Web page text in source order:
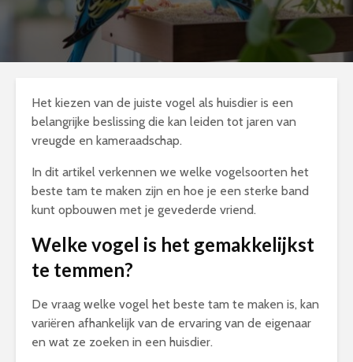
Het kiezen van de juiste vogel als huisdier is een
belangrijke beslissing die kan leiden tot jaren van
vreugde en kameraadschap.
In dit artikel verkennen we welke vogelsoorten het
beste tam te maken zijn en hoe je een sterke band
kunt opbouwen met je gevederde vriend.
Welke vogel is het gemakkelijkst
te temmen?
De vraag welke vogel het beste tam te maken is, kan
variëren afhankelijk van de ervaring van de eigenaar
en wat ze zoeken in een huisdier.